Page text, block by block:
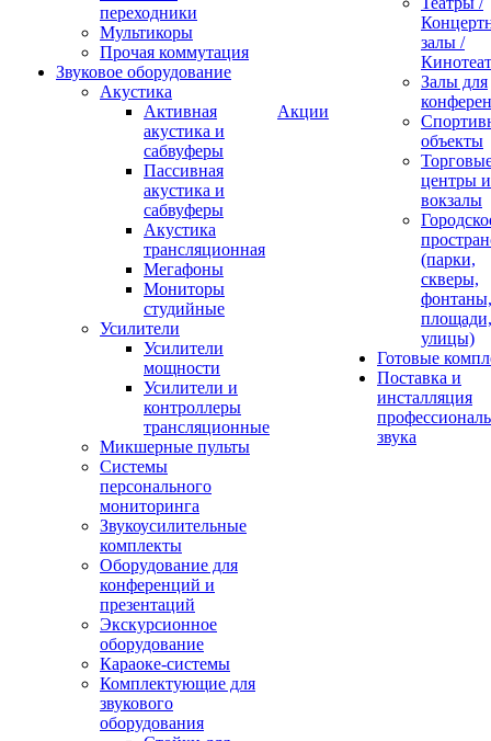
переходники
Мультикоры
Прочая коммутация
Звуковое оборудование
Акустика
Активная
акустика и
сабвуферы
Пассивная
акустика и
сабвуферы
Акустика
трансляционная
Мегафоны
Мониторы
студийные
Усилители
Усилители
мощности
Усилители и
контроллеры
трансляционные
Микшерные пульты
Системы
персонального
мониторинга
Звукоусилительные
комплекты
Оборудование для
конференций и
презентаций
Экскурсионное
оборудование
Караоке-системы
Комплектующие для
звукового
оборудования
Акции
залы /
Залы для
объекты
центры и
вокзалы
(парки,
скверы,
фонтаны,
площади,
улицы)
Готовые
Поставка и
инсталляция
звука